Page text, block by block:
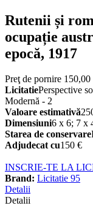
Rutenii și
ocupație
epocă, 1917
Preţ de pornire 150,00
LicitatiePerspective
Modernă - 2
Valoare estimativă
Dimensiuni6 x 6; 7 x
Starea de conservare
Adjudecat cu150 €
INSCRIE-TE LA
Brand: Licitatie 95
Detalii
Detalii